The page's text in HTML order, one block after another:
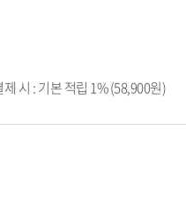
시 : 기본 적립 1% (58,900원)